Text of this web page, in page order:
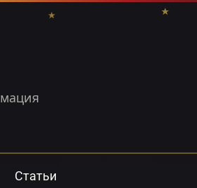
Статьи